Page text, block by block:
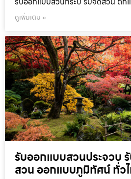
ดูเพิ่มเติม »
รับออกแบบสวนประจวบ
สวน ออกแบบภูมิทัศน์ ทั่ว